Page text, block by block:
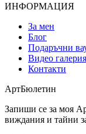
ИНФОРМАЦИЯ
За мен
Блог
Подаръчни
Видео галерия
Контакти
АртБюлетин
Запиши се за моя
виждания и тайни